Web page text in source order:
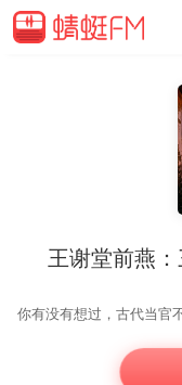
王谢堂前燕